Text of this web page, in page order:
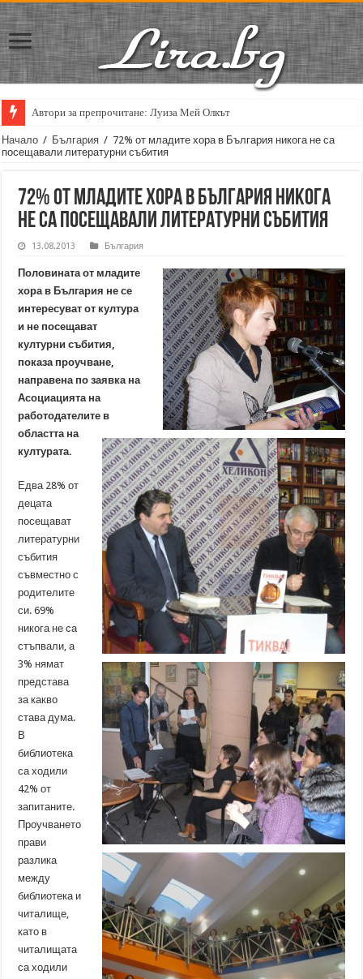
Автори за препрочитане: Луиза Мей Олкът
Начало / България / 72% от младите хора в България никога не са
посещавали литературни събития
72% от младите хора в България никога
не са посещавали литературни събития
13.08.2013 България
Половината от младите
хора в България не се
интересуват от култура
и не посещават
културни събития,
показа проучване,
направена по заявка на
Асоциацията на
работодателите в
областта на
културата.
Едва 28% от
децата
посещават
литературни
събития
съвместно с
родителите
си. 69%
никога не са
стъпвали, а
3% нямат
представа
за какво
става дума.
В
библиотека
са ходили
42% от
запитаните.
Проучването
прави
разлика
между
библиотека и
читалище,
като в
читалищата
са ходили